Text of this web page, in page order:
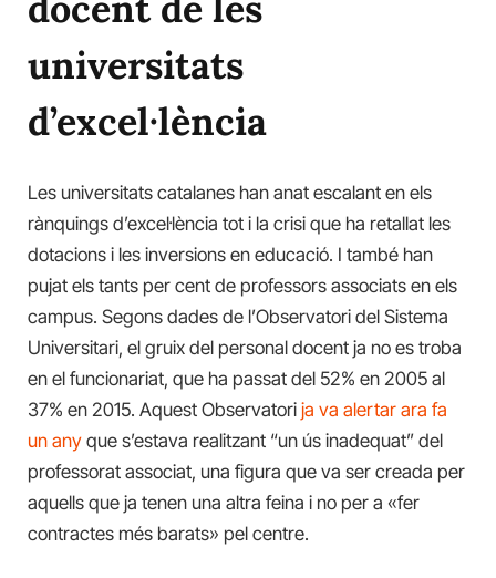
universitats
d’excel·lència
Les universitats catalanes han anat escalant en els
rànquings d’excel·lència tot i la crisi que ha retallat les
dotacions i les inversions en educació. I també han
pujat els tants per cent de professors associats en els
campus. Segons dades de l’Observatori del Sistema
Universitari, el gruix del personal docent ja no es troba
en el funcionariat, que ha passat del 52% en 2005 al
37% en 2015. Aquest Observatori ja va alertar ara fa
un any que s’estava realitzant “un ús inadequat” del
professorat associat, una figura que va ser creada per
aquells que ja tenen una altra feina i no per a «fer
contractes més barats» pel centre.